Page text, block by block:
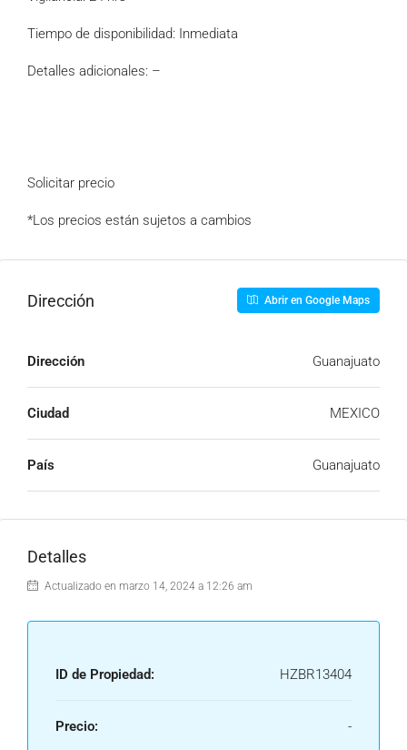
Tiempo de disponibilidad: Inmediata
Detalles adicionales: –
Solicitar precio
*Los precios están sujetos a cambios
Dirección Abrir en Google Maps
Dirección Guanajuato
Ciudad MEXICO
País Guanajuato
Detalles
Actualizado en marzo 14, 2024 a 12:26 am
ID de Propiedad: HZBR13404
Precio: -